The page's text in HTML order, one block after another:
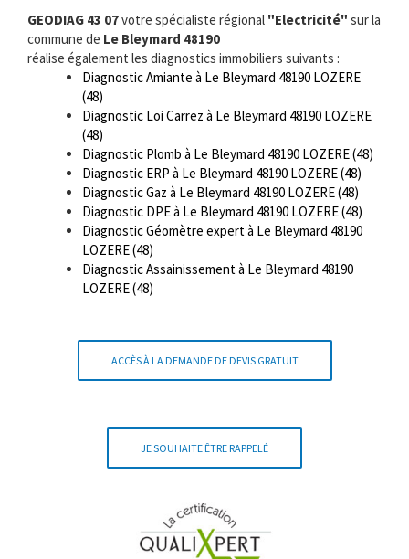
GEODIAG 43 07votre spécialiste régional "Electricité" sur la
commune de Le Bleymard 48190
réalise également les diagnostics immobiliers suivants :
Diagnostic Amiante à Le Bleymard 48190 LOZERE
(48)
Diagnostic Loi Carrez à Le Bleymard 48190 LOZERE
(48)
Diagnostic Plomb à Le Bleymard 48190 LOZERE (48)
Diagnostic ERP à Le Bleymard 48190 LOZERE (48)
Diagnostic Gaz à Le Bleymard 48190 LOZERE (48)
Diagnostic DPE à Le Bleymard 48190 LOZERE (48)
Diagnostic Géomètre expert à Le Bleymard 48190
LOZERE (48)
Diagnostic Assainissement à Le Bleymard 48190
LOZERE (48)
ACCÈS À LA DEMANDE DE DEVIS GRATUIT
JE SOUHAITE ÊTRE RAPPELÉ